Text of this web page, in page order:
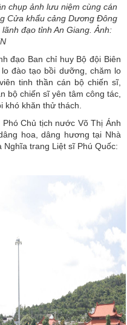
chụp ảnh lưu niệm cùng cán
Cửa khẩu cảng Dương Đông
đạo tỉnh An Giang. Ảnh:
đạo Ban chỉ huy Bộ đội Biên
đào tạo bồi dưỡng, chăm lo
tinh thần cán bộ chiến sĩ,
bộ chiến sĩ yên tâm công tác,
khó khăn thử thách.
Chủ tịch nước Võ Thị Ánh
hoa, dâng hương tại Nhà
trang Liệt sĩ Phú Quốc: